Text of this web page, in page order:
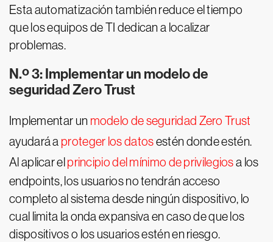
Esta automatización también reduce el tiempo
que los equipos de TI dedican a localizar
problemas.
N.º 3: Implementar un modelo de
seguridad Zero Trust
Implementar un modelo de seguridad Zero Trust
ayudará a proteger los datosestén donde estén.
Al aplicar el principio del mínimo de privilegiosa los
endpoints, los usuarios no tendrán acceso
completo al sistema desde ningún dispositivo, lo
cual limita la onda expansiva en caso de que los
dispositivos o los usuarios estén en riesgo.